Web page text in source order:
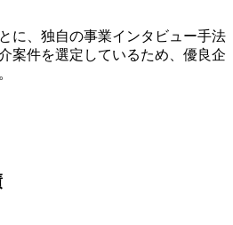
に、独自の事業インタビュー手法
案件を選定しているため、優良企